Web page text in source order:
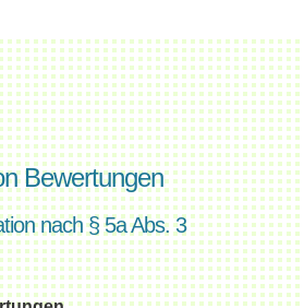
Bewertungen
nach § 5a Abs. 3